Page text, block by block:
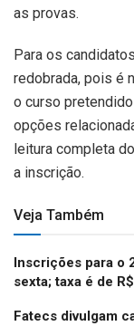
as provas.
Para os
redobrada, pois é
o curso
opções
leitura completa
a inscrição.
Veja Também
Inscrições para o
sexta; taxa é de
Fatecs divulgam